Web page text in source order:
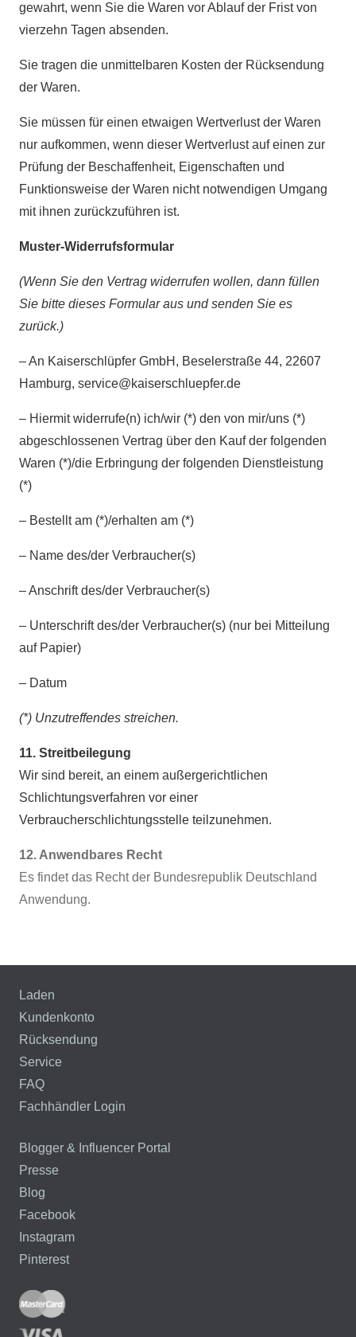
gewahrt, wenn Sie die Waren vor Ablauf der Frist von
vierzehn Tagen absenden.
Sie tragen die unmittelbaren Kosten der Rücksendung
der Waren.
Sie müssen für einen etwaigen Wertverlust der Waren
nur aufkommen, wenn dieser Wertverlust auf einen zur
Prüfung der Beschaffenheit, Eigenschaften und
Funktionsweise der Waren nicht notwendigen Umgang
mit ihnen zurückzuführen ist.
Muster-Widerrufsformular
(Wenn Sie den Vertrag widerrufen wollen, dann füllen
Sie bitte dieses Formular aus und senden Sie es
zurück.)
– An Kaiserschlüpfer GmbH, Beselerstraße 44, 22607
Hamburg, service@kaiserschluepfer.de
– Hiermit widerrufe(n) ich/wir (*) den von mir/uns (*)
abgeschlossenen Vertrag über den Kauf der folgenden
Waren (*)/die Erbringung der folgenden Dienstleistung
(*)
– Bestellt am (*)/erhalten am (*)
– Name des/der Verbraucher(s)
– Anschrift des/der Verbraucher(s)
– Unterschrift des/der Verbraucher(s) (nur bei Mitteilung
auf Papier)
– Datum
(*) Unzutreffendes streichen.
11. Streitbeilegung
Wir sind bereit, an einem außergerichtlichen
Schlichtungsverfahren vor einer
Verbraucherschlichtungsstelle teilzunehmen.
12. Anwendbares Recht
Es findet das Recht der Bundesrepublik Deutschland
Anwendung.
Laden
Kundenkonto
Rücksendung
Service
FAQ
Fachhändler Login
Blogger & Influencer Portal
Presse
Blog
Facebook
Instagram
Pinterest